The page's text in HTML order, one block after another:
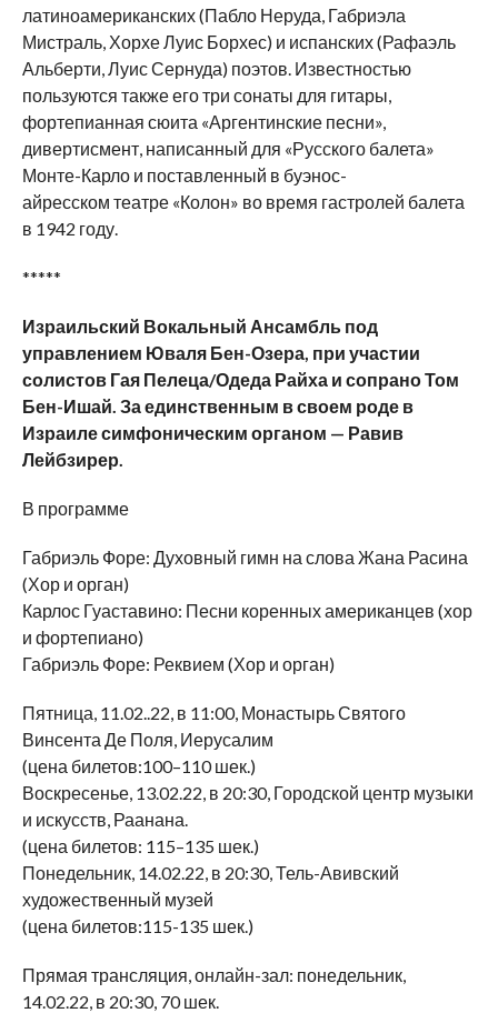
латиноамериканских (Пабло Неруда, Габриэла
Мистраль, Хорхе Луис Борхес) и испанских (Рафаэль
Альберти, Луис Сернуда) поэтов. Известностью
пользуются также его три сонаты для гитары,
фортепианная сюита «Аргентинские песни»,
дивертисмент, написанный для «Русского балета»
Монте-Карло и поставленный в буэнос-
айресском театре «Колон» во время гастролей балета
в 1942 году.
*****
Израильский Вокальный Ансамбль под
управлением Юваля Бен-Озера, при участии
солистов Гая Пелеца/Одеда Райха и сопрано Том
Бен-Ишай. За единственным в своем роде в
Израиле симфоническим органом — Равив
Лейбзирер.
В программе
Габриэль Форе: Духовный гимн на слова Жана Расина
(Хор и орган)
Карлос Гуаставино: Песни коренных американцев (хор
и фортепиано)
Габриэль Форе: Реквием (Хор и орган)
Пятница, 11.02..22, в 11:00, Монастырь Святого
Винсента Де Поля, Иерусалим
(цена билетов:100–110 шек.)
Воскресенье, 13.02.22, в 20:30, Городской центр музыки
и искусств, Раанана.
(цена билетов: 115–135 шек.)
Понедельник, 14.02.22, в 20:30, Тель-Авивский
художественный музей
(цена билетов:115-135 шек.)
Прямая трансляция, онлайн-зал: понедельник,
14.02.22, в 20:30, 70 шек.